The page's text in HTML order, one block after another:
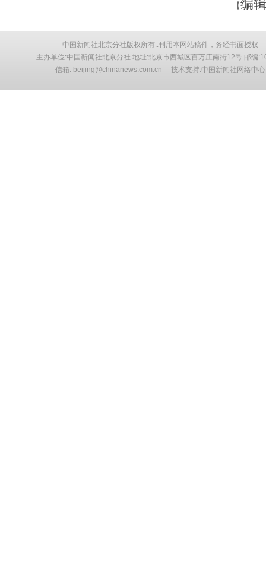
【编
中国新闻社北京分社版权所有::刊用本网站稿件，务经书面授权
主办单位:中国新闻社北京分社 地址:北京市西城区百万庄南街12号 邮编
信箱: beijing@chinanews.com.cn 技术支持:中国新闻社网络中心